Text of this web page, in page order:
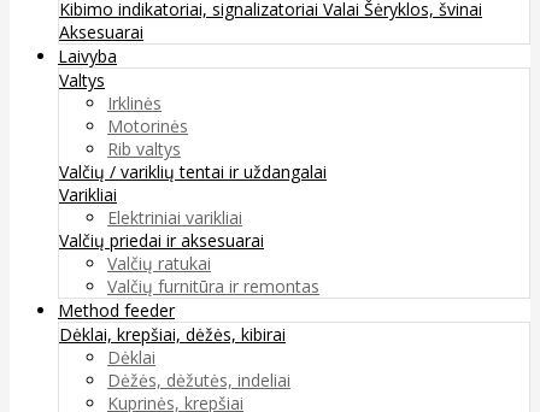
Kibimo indikatoriai, signalizatoriai Valai Šėryklos, švinai
Aksesuarai
Laivyba
Valtys
Irklinės
Motorinės
Rib valtys
Valčių / variklių tentai ir uždangalai
Varikliai
Elektriniai varikliai
Valčių priedai ir aksesuarai
Valčių ratukai
Valčių furnitūra ir remontas
Method feeder
Dėklai, krepšiai, dėžės, kibirai
Dėklai
Dėžės, dėžutės, indeliai
Kuprinės, krepšiai